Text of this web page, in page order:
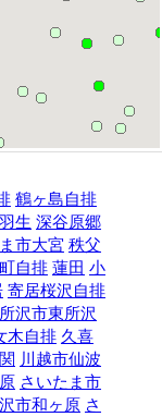
鶴ヶ島自排
羽生 深谷原郷
市大宮 秩父
自排 蓮田 小
寄居桜沢自排
所沢市東所沢
木自排 久喜
川越市仙波
さいたま市
市和ヶ原 さ